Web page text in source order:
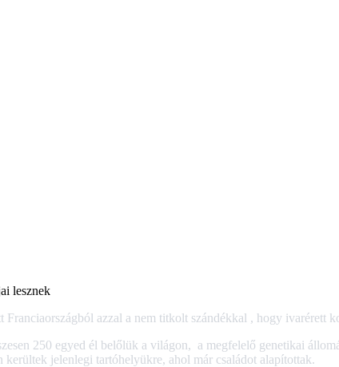
lesznek
azzal a nem titkolt szándékkal , hogy ivarérett
250 egyed él belőlük a világon, a megfelelő genetikai
jelenlegi tartóhelyükre, ahol már családot alapítottak.